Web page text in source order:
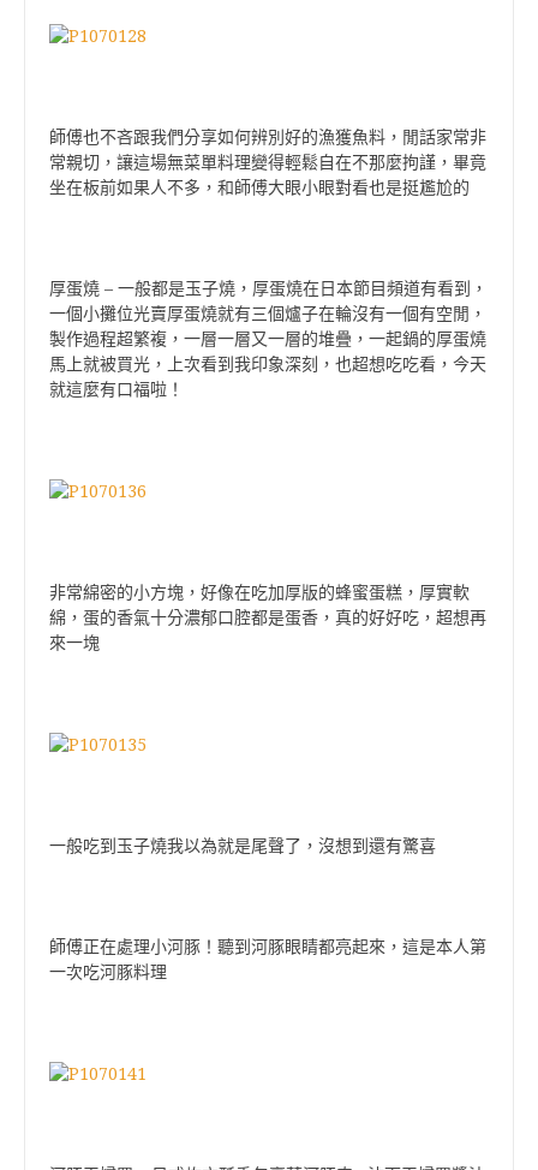
師傅也不吝跟我們分享如何辨別好的漁獲魚料，閒話家常非
常親切，讓這場無菜單料理變得輕鬆自在不那麼拘謹，畢竟
坐在板前如果人不多，和師傅大眼小眼對看也是挺尷尬的
厚蛋燒 – 一般都是玉子燒，厚蛋燒在日本節目頻道有看到，
一個小攤位光賣厚蛋燒就有三個爐子在輪沒有一個有空閒，
製作過程超繁複，一層一層又一層的堆疊，一起鍋的厚蛋燒
馬上就被買光，上次看到我印象深刻，也超想吃吃看，今天
就這麼有口福啦！
非常綿密的小方塊，好像在吃加厚版的蜂蜜蛋糕，厚實軟
綿，蛋的香氣十分濃郁口腔都是蛋香，真的好好吃，超想再
來一塊
一般吃到玉子燒我以為就是尾聲了，沒想到還有驚喜
師傅正在處理小河豚！聽到河豚眼睛都亮起來，這是本人第
一次吃河豚料理